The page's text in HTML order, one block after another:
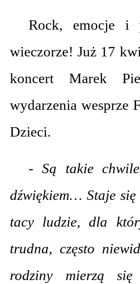
Rock, emocje i
wieczorze! Już 17
koncert Marek
wydarzenia wesprze
Dzieci.
- Są takie
dźwiękiem… Staje się
tacy ludzie, dla
trudna, często
rodziny mierzą się